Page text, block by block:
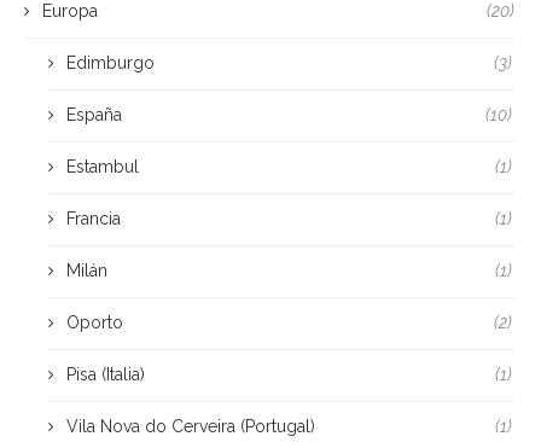
Europa (20)
Edimburgo (3)
España (10)
Estambul (1)
Francia (1)
Milán (1)
Oporto (2)
Pisa (Italia) (1)
Vila Nova do Cerveira (Portugal) (1)